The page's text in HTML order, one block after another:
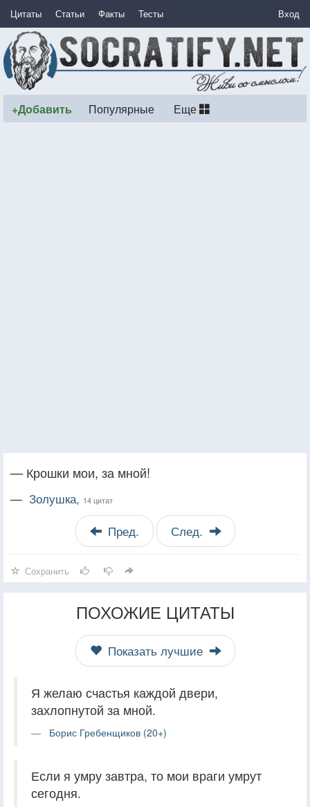
Цитаты Статьи Факты Тесты Вход
+Добавить Популярные Еще
— Крошки мои, за мной!
— Золушка, 14 цитат
Пред. След.
Сохранить
ПОХОЖИЕ ЦИТАТЫ
Показать лучшие
Я желаю счастья каждой двери,
захлопнутой за мной.
Борис Гребенщиков (20+)
Если я умру завтра, то мои враги умрут
сегодня.